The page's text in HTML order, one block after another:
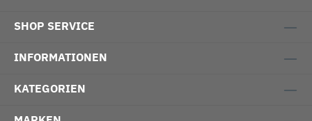
SHOP SERVICE
INFORMATIONEN
KATEGORIEN